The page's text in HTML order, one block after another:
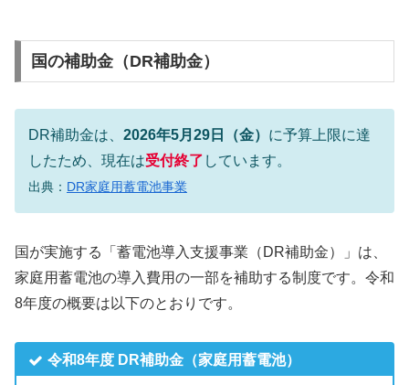
国の補助金（DR補助金）
DR補助金は、 2026年5月29日（金） に予算上限に達
したため、現在は受付終了 しています。
出典： DR家庭用蓄電池事業
国が実施する「蓄電池導入支援事業（DR補助金）」は、
家庭用蓄電池の導入費用の一部を補助する制度です。令和
8年度の概要は以下のとおりです。
令和8年度 DR補助金（家庭用蓄電池）